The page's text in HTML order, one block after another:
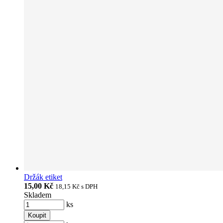
Držák etiket
15,00 Kč 18,15 Kč s DPH
Skladem
ks
Koupit